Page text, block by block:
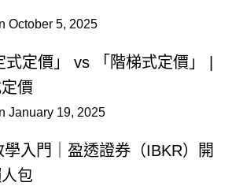
October 5, 2025
定價」 vs 「階梯式定價」 |
價
January 19, 2025
入門｜盈透證券（IBKR）開
包